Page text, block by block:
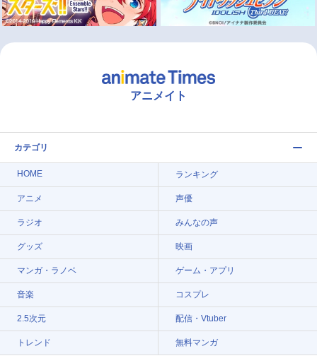
アニメイト
カテゴリ
HOME ランキング
アニメ 声優
ラジオ みんなの声
グッズ 映画
マンガ・ラノベ ゲーム・アプリ
音楽 コスプレ
2.5次元 配信・Vtuber
トレンド 無料マンガ